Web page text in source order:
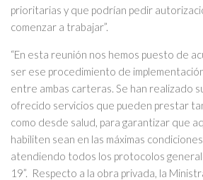
prioritarias y que podrían pedir
comenzar a trabajar”.
“En esta reunión nos hemos puesto de
ser ese procedimiento de
entre ambas carteras. Se han realizado
ofrecido servicios que pueden prestar
como desde salud, para garantizar que
habiliten sean en las máximas
atendiendo todos los protocolos
19”. Respecto a la obra privada, la